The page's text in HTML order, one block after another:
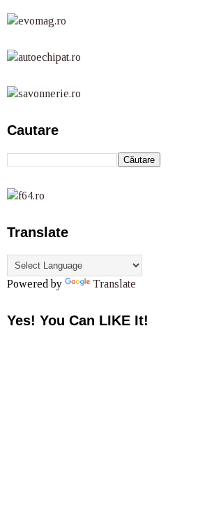
Cautare
Translate
Powered by Translate
Yes! You Can LIKE It!